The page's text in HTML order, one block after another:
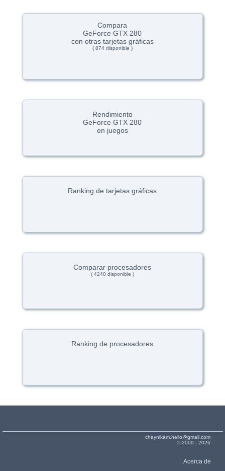
Compara
GeForce GTX 280
con otras tarjetas gráficas
( 874 disponible )
Rendimiento
GeForce GTX 280
en juegos
Ranking de tarjetas gráficas
Comparar procesadores
( 4240 disponible )
Ranking de procesadores
chaynikam.hello@gmail.com
© 2009 - 2026
Acerca de